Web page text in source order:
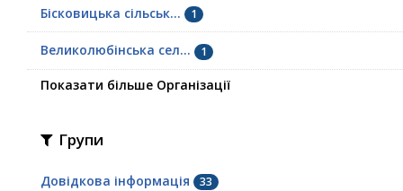
Бісковицька сільськ... 1
Великолюбінська сел... 1
Показати більше Організації
Групи
Довідкова інформація 33